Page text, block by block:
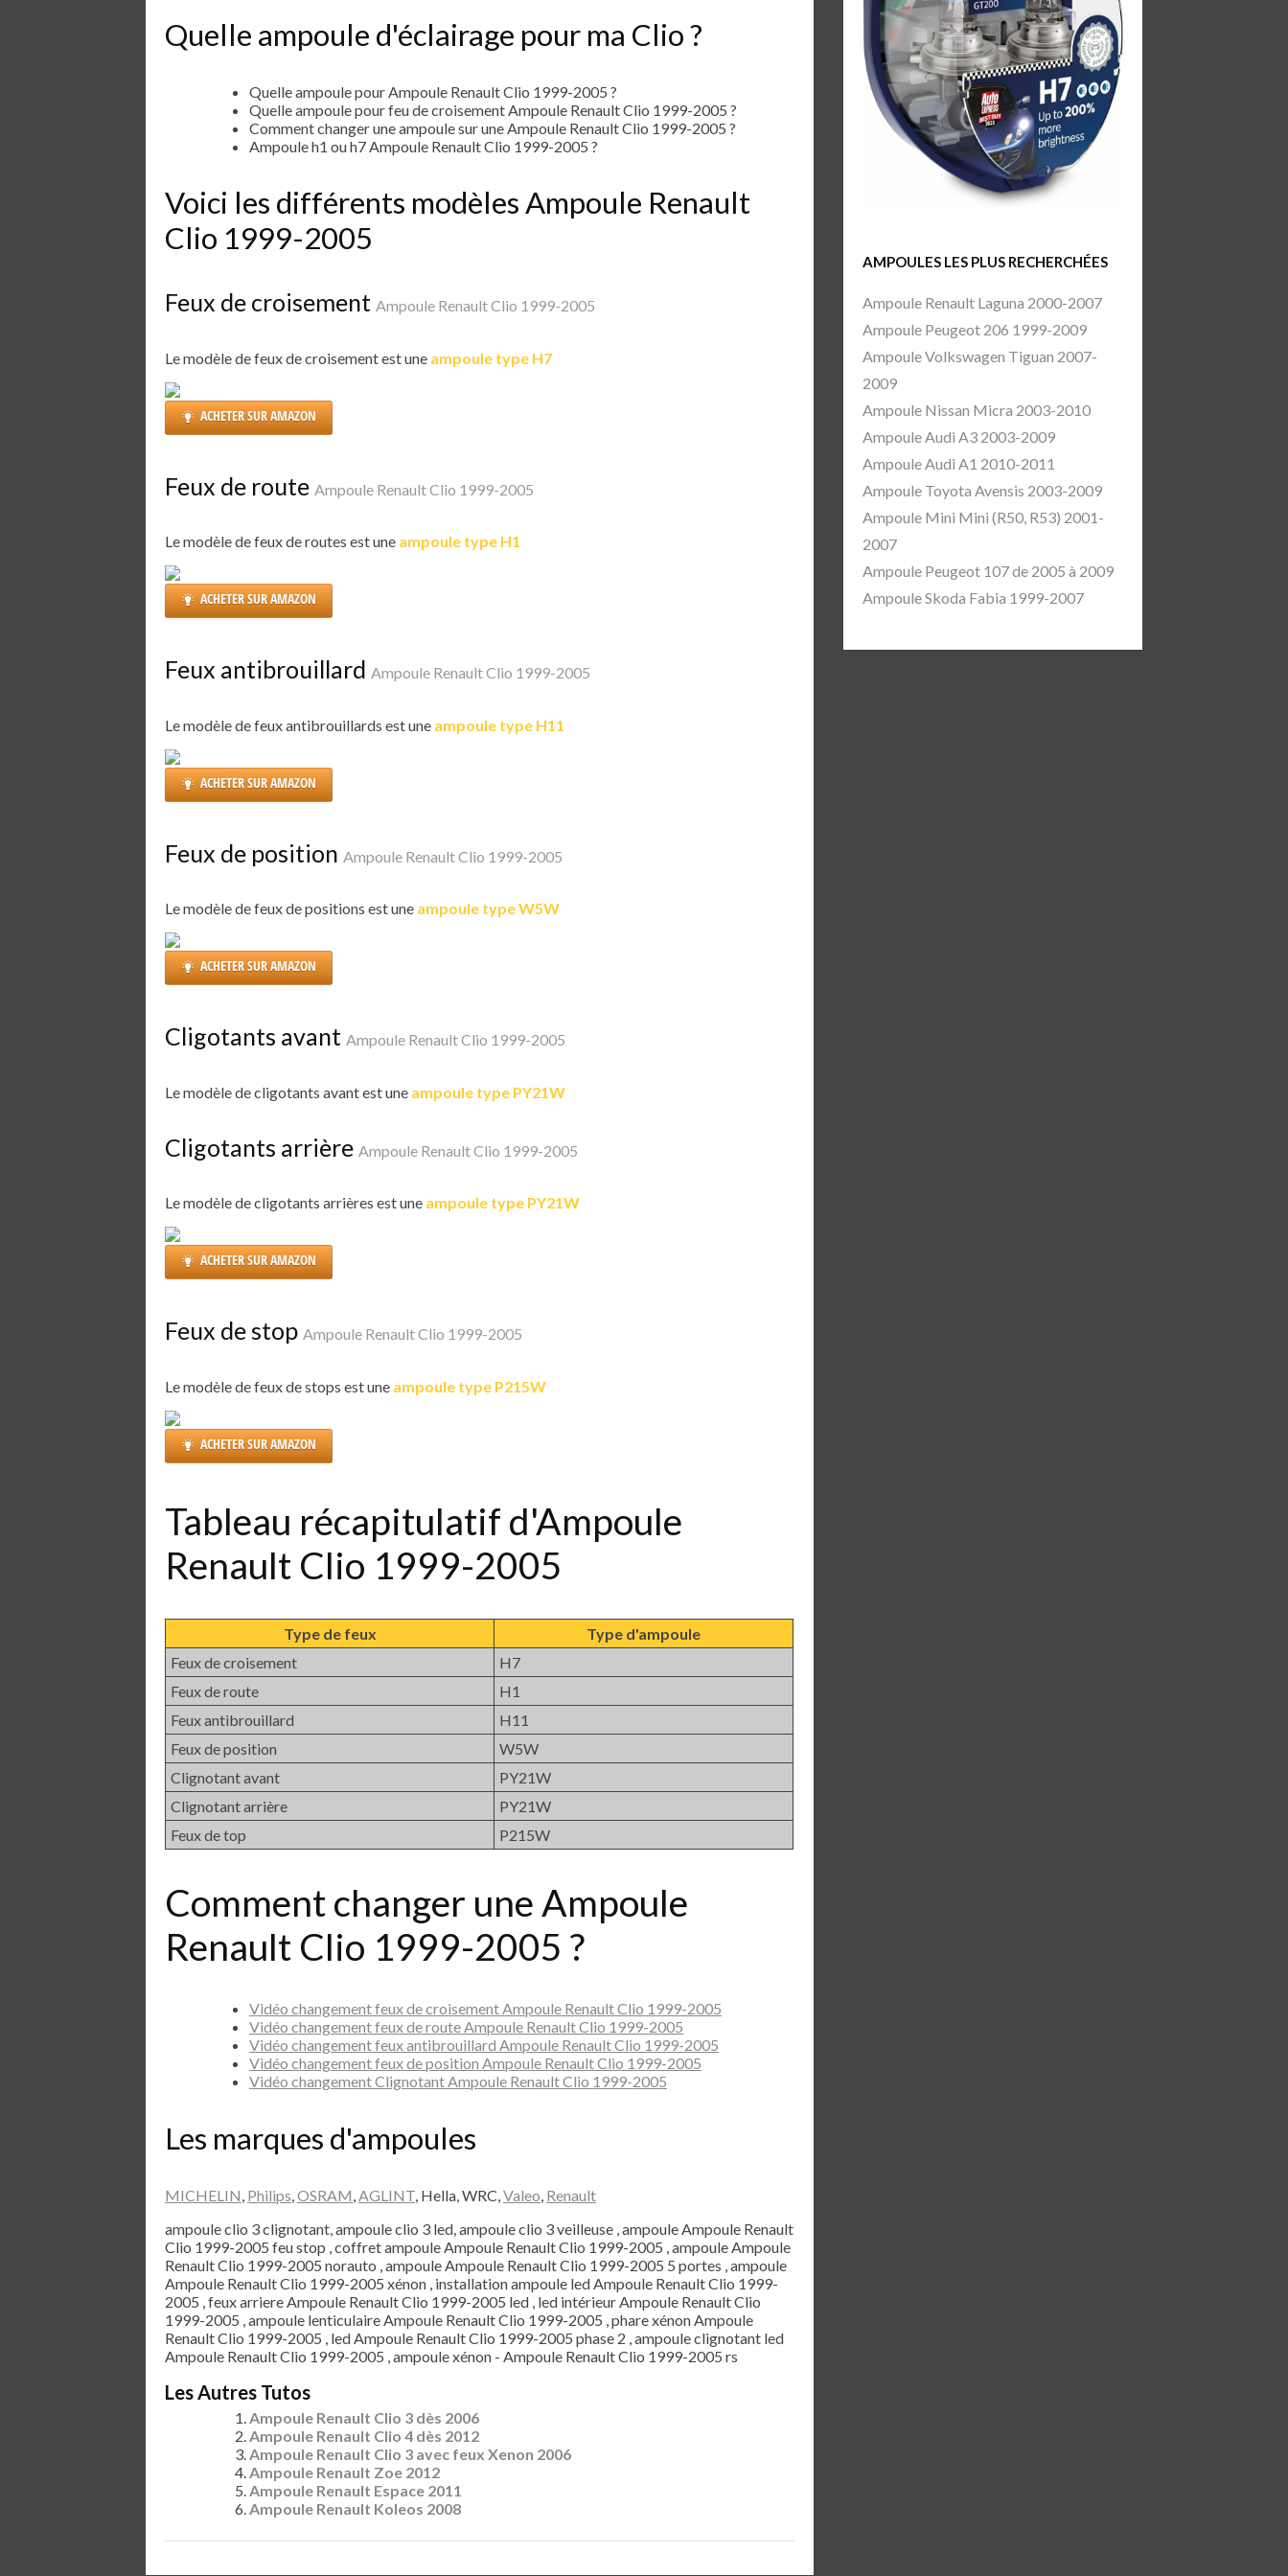
Quelle ampoule d'éclairage pour ma Clio ?
Quelle ampoule pour Ampoule Renault Clio 1999-2005 ?
Quelle ampoule pour feu de croisement Ampoule Renault Clio 1999-2005 ?
Comment changer une ampoule sur une Ampoule Renault Clio 1999-2005 ?
Ampoule h1 ou h7 Ampoule Renault Clio 1999-2005 ?
Voici les différents modèles Ampoule Renault
Clio 1999-2005
Feux de croisement Ampoule Renault Clio 1999-2005
Le modèle de feux de croisement est une ampoule type H7
ACHETER SUR AMAZON
Feux de route Ampoule Renault Clio 1999-2005
Le modèle de feux de routes est une ampoule type H1
ACHETER SUR AMAZON
Feux antibrouillard Ampoule Renault Clio 1999-2005
Le modèle de feux antibrouillards est une ampoule type H11
ACHETER SUR AMAZON
Feux de position Ampoule Renault Clio 1999-2005
Le modèle de feux de positions est une ampoule type W5W
ACHETER SUR AMAZON
Cligotants avant Ampoule Renault Clio 1999-2005
Le modèle de cligotants avant est une ampoule type PY21W
Cligotants arrière Ampoule Renault Clio 1999-2005
Le modèle de cligotants arrières est une ampoule type PY21W
ACHETER SUR AMAZON
Feux de stop Ampoule Renault Clio 1999-2005
Le modèle de feux de stops est une ampoule type P215W
ACHETER SUR AMAZON
Tableau récapitulatif d'Ampoule
Renault Clio 1999-2005
Type de feux
Type d'ampoule
Feux de croisement
H7
Feux de route
H1
Feux antibrouillard
H11
Feux de position
W5W
Clignotant avant
PY21W
Clignotant arrière
PY21W
Feux de top
P215W
Comment changer une Ampoule
Renault Clio 1999-2005 ?
Vidéo changement feux de croisement Ampoule Renault Clio 1999-2005
Vidéo changement feux de route Ampoule Renault Clio 1999-2005
Vidéo changement feux antibrouillard Ampoule Renault Clio 1999-2005
Vidéo changement feux de position Ampoule Renault Clio 1999-2005
Vidéo changement Clignotant Ampoule Renault Clio 1999-2005
Les marques d'ampoules
MICHELIN, Philips,OSRAM,AGLINT, Hella, WRC,Valeo, Renault
ampoule clio 3 clignotant, ampoule clio 3 led, ampoule clio 3 veilleuse , ampoule Ampoule Renault
Clio 1999-2005 feu stop , coffret ampoule Ampoule Renault Clio 1999-2005 , ampoule Ampoule
Renault Clio 1999-2005 norauto , ampoule Ampoule Renault Clio 1999-2005 5 portes , ampoule
Ampoule Renault Clio 1999-2005 xénon , installation ampoule led Ampoule Renault Clio 1999-
2005 , feux arriere Ampoule Renault Clio 1999-2005 led , led intérieur Ampoule Renault Clio
1999-2005 , ampoule lenticulaire Ampoule Renault Clio 1999-2005 , phare xénon Ampoule
Renault Clio 1999-2005 , led Ampoule Renault Clio 1999-2005 phase 2 , ampoule clignotant led
Ampoule Renault Clio 1999-2005 , ampoule xénon - Ampoule Renault Clio 1999-2005 rs
Les Autres Tutos
Ampoule Renault Clio 3 dès 2006
Ampoule Renault Clio 4 dès 2012
Ampoule Renault Clio 3 avec feux Xenon 2006
Ampoule Renault Zoe 2012
Ampoule Renault Espace 2011
Ampoule Renault Koleos 2008
AMPOULES LES PLUS RECHERCHÉES
Ampoule Renault Laguna 2000-2007
Ampoule Peugeot 206 1999-2009
Ampoule Volkswagen Tiguan 2007-
2009
Ampoule Nissan Micra 2003-2010
Ampoule Audi A3 2003-2009
Ampoule Audi A1 2010-2011
Ampoule Toyota Avensis 2003-2009
Ampoule Mini Mini (R50, R53) 2001-
2007
Ampoule Peugeot 107 de 2005 à 2009
Ampoule Skoda Fabia 1999-2007